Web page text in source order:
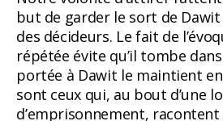
but de garder le sort de Dawit
des décideurs. Le fait de
répétée évite qu’il tombe
portée à Dawit le maintient
sont ceux qui, au bout d’une
d’emprisonnement,